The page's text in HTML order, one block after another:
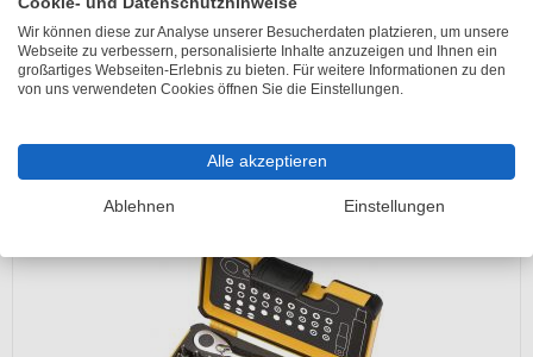
Felo Schraubendreher Werkzeugsatz XS 23-
teilig 1|4 Zoll
Lieferzeit 2-5 Arbeitstage
65,40 €
Wir können diese zur Analyse unserer Besucherdaten platzieren, um unsere
Webseite zu verbessern, personalisierte Inhalte anzuzeigen und Ihnen ein
großartiges Webseiten-Erlebnis zu bieten. Für weitere Informationen zu den
von uns verwendeten Cookies öffnen Sie die Einstellungen.
Alle akzeptieren
Ablehnen Einstellungen